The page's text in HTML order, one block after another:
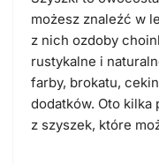
możesz znaleźć w
z nich ozdoby
rustykalne i
farby, brokatu,
dodatków. Oto kilka
z szyszek, które